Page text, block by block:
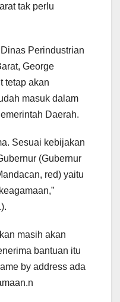
tak perlu
Perindustrian
George
tetap akan
masuk dalam
Daerah.
Sesuai kebijakan
(Gubernur
red) yaitu
masih akan
bantuan itu
by address ada